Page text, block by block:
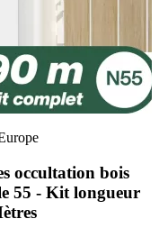
occultation bois
55 - Kit longueur